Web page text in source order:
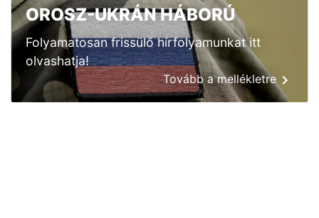
OROSZ-UKRÁN HÁBORÚ
Folyamatosan frissülő hírfolyamunkat itt
olvashatja!
Tovább a mellékletre